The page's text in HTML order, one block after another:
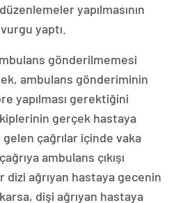
yapılmasının
yaptı.
gönderilmemesi
ambulans gönderiminin
yapılması gerektiğini
gerçek hastaya
gelen çağrılar içinde vaka
ambulans çıkışı
dizi ağrıyan hastaya gecenin
dişi ağrıyan hastaya